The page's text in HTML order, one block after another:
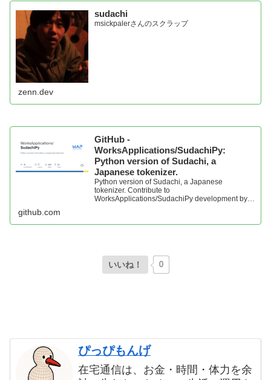
sudachi
msickpalerさんのスクラップ
zenn.dev
GitHub -
WorksApplications/SudachiPy:
Python version of Sudachi, a
Japanese tokenizer.
Python version of Sudachi, a Japanese
tokenizer. Contribute to
WorksApplications/SudachiPy development by
github.com
いいね！ 0
ぴっぴもんげ
在宅通信は、お金・時間・体力を余